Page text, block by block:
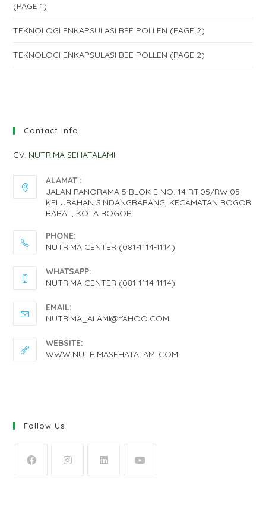
(PAGE 1)
TEKNOLOGI ENKAPSULASI BEE POLLEN (PAGE 2)
TEKNOLOGI ENKAPSULASI BEE POLLEN (PAGE 2)
Contact Info
CV. NUTRIMA SEHATALAMI
ALAMAT :
JALAN PANORAMA 5 BLOK E NO. 14 RT.05/RW.05
KELURAHAN SINDANGBARANG, KECAMATAN BOGOR
BARAT, KOTA BOGOR.
PHONE:
NUTRIMA CENTER (081-1114-1114)
WHATSAPP:
NUTRIMA CENTER (081-1114-1114)
EMAIL:
NUTRIMA_ALAMI@YAHOO.COM
WEBSITE:
WWW.NUTRIMASEHATALAMI.COM
Follow Us